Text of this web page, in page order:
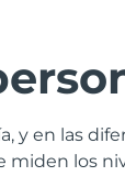
y en las
los